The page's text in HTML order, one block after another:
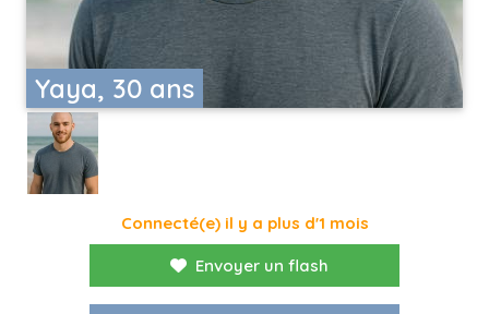
Yaya, 30 ans
Connecté(e) il y a plus d'1 mois
Envoyer un flash